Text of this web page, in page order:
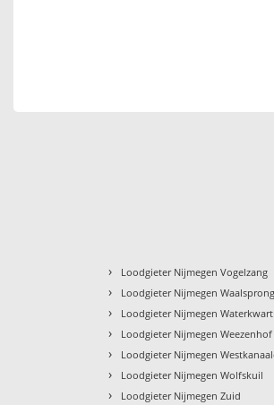
› Loodgieter Nijmegen Vogelzang
› Loodgieter Nijmegen Waalsprong
› Loodgieter Nijmegen
› Loodgieter Nijmegen Weezenhof
› Loodgieter Nijmegen
› Loodgieter Nijmegen Wolfskuil
› Loodgieter Nijmegen Zuid